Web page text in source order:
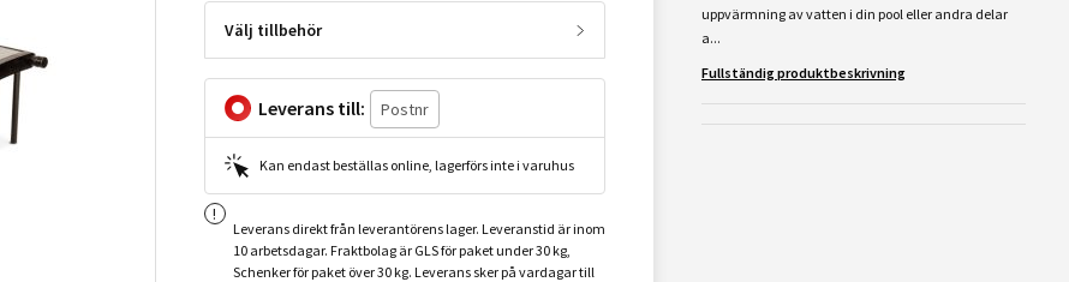
Välj tillbehör
Leverans till:
Kan endast beställas online, lagerförs inte i varuhus
Leverans direkt från leverantörens lager. Leveranstid är inom
10 arbetsdagar. Fraktbolag är GLS för paket under 30 kg,
Schenker för paket över 30 kg. Leverans sker på vardagar till
uppvärmning av vatten i din pool eller andra delar
a...
Fullständig produktbeskrivning